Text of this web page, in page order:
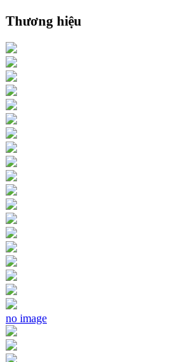
Thương hiệu
no image